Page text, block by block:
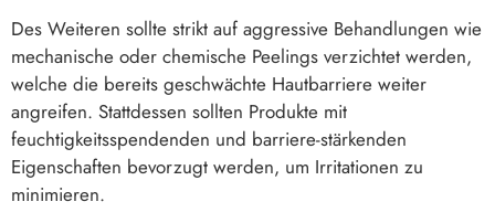
Des Weiteren sollte strikt auf aggressive Behandlungen wie
mechanische oder chemische Peelings verzichtet werden,
welche die bereits geschwächte Hautbarriere weiter
angreifen. Stattdessen sollten Produkte mit
feuchtigkeitsspendenden und barriere-stärkenden
Eigenschaften bevorzugt werden, um Irritationen zu
minimieren.